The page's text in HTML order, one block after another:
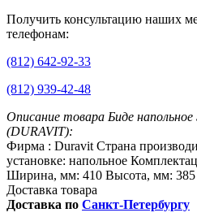
Получить консультацию наших
телефонам:
(812) 642-92-33
(812) 939-42-48
Описание товара Биде напольное
(DURAVIT):
Фирма : Duravit Страна
установке: напольное
Ширина, мм: 410 Высота, мм: 385
Доставка товара
Доставка по Санкт-Петербургу